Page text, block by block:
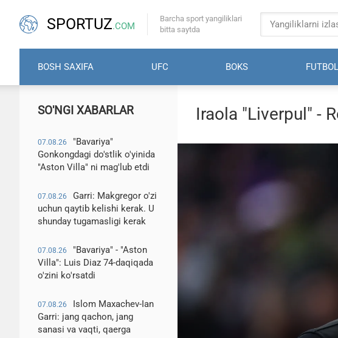
SPORTUZ.COM
Barcha sport yangiliklari
bitta saytda
BOSH SAXIFA UFC BOKS FUTBOL
SO'NGI XABARLAR
07.08.26
"Bavariya"
Gonkongdagi do'stlik o'yinida
"Aston Villa" ni mag'lub etdi
07.08.26
Garri: Makgregor o'zi
uchun qaytib kelishi kerak. U
shunday tugamasligi kerak
07.08.26
"Bavariya" - "Aston
Villa": Luis Diaz 74-daqiqada
o'zini ko'rsatdi
07.08.26
Islom Maxachev-Ian
Garri: jang qachon, jang
sanasi va vaqti, qaerga
Iraola "Liverpul" -